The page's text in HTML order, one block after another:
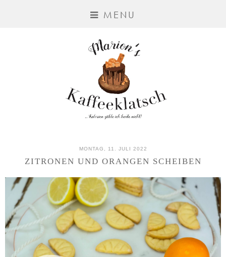
MENU
MONTAG, 11. JULI 2022
ZITRONEN UND ORANGEN SCHEIBEN